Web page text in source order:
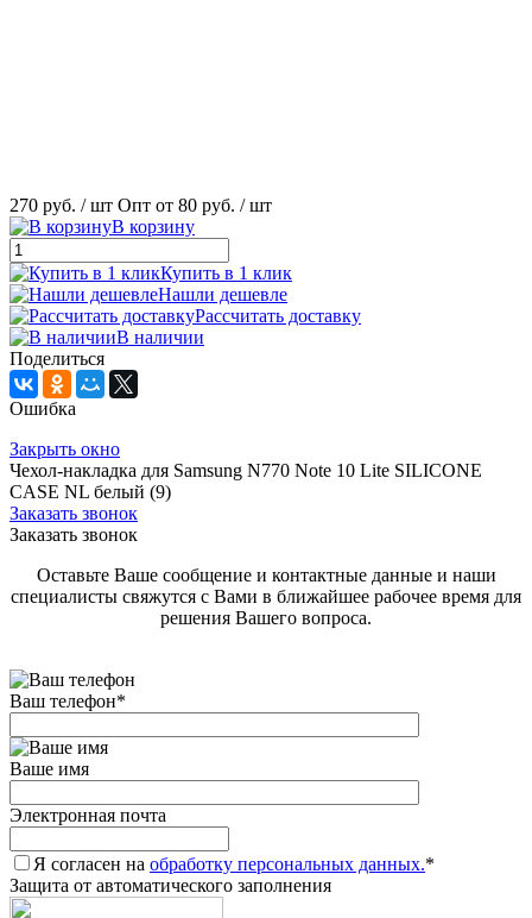
270 руб. / шт Опт от 80 руб. / шт
В корзину
Купить в 1 клик
Нашли дешевле
Рассчитать доставку
В наличии
Поделиться
Ошибка
Закрыть окно
Чехол-накладка для Samsung N770 Note 10 Lite SILICONE
CASE NL белый (9)
Заказать звонок
Заказать звонок
Оставьте Ваше сообщение и контактные данные и наши
специалисты свяжутся с Вами в ближайшее рабочее время для
решения Вашего вопроса.
Ваш телефон*
Ваше имя
Электронная почта
Я согласен на обработку персональных данных.*
Защита от автоматического заполнения